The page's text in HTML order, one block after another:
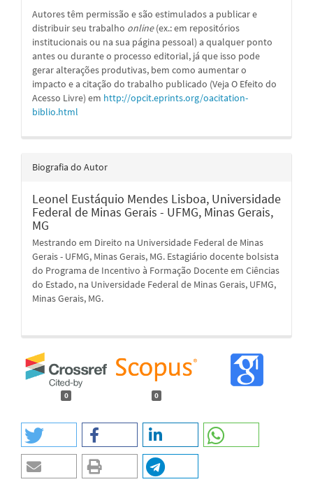
Autores têm permissão e são estimulados a publicar e
distribuir seu trabalho online(ex.: em repositórios
institucionais ou na sua página pessoal) a qualquer ponto
antes ou durante o processo editorial, já que isso pode
gerar alterações produtivas, bem como aumentar o
impacto e a citação do trabalho publicado (Veja O Efeito do
Acesso Livre) em http://opcit.eprints.org/oacitation-
biblio.html
Biografia do Autor
Leonel Eustáquio Mendes Lisboa, Universidade
Federal de Minas Gerais - UFMG, Minas Gerais,
MG
Mestrando em Direito na Universidade Federal de Minas
Gerais - UFMG, Minas Gerais, MG. Estagiário docente bolsista
do Programa de Incentivo à Formação Docente em Ciências
do Estado, na Universidade Federal de Minas Gerais, UFMG,
Minas Gerais, MG.
0 0